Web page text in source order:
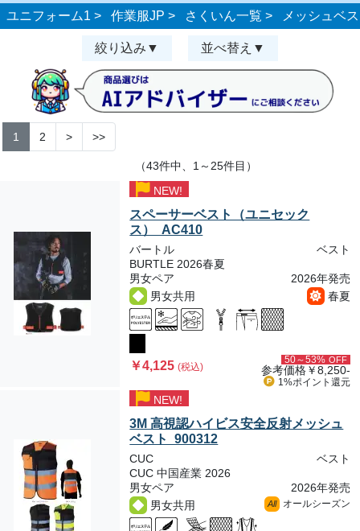
ユニフォーム1 > 作業服JP > さくいん一覧 > メッシュベ
絞り込み 並べ替え
1 2 > >>
（43件中、1～25件目）
NEW!
スペーサーベスト（ユニセック
ス） AC410
バートル
ベスト
BURTLE 2026春夏
男女ペア
2026年発売
男女共用
春夏
￥4,125(税込)
50～53% OFF
参考価格￥8,250-
1%ポイント 還元
NEW!
3M 高視認ハイビス安全反射メッシュ
ベスト 900312
CUC
ベスト
CUC 中国産業 2026
男女ペア
2026年発売
男女共用
All オールシーズン